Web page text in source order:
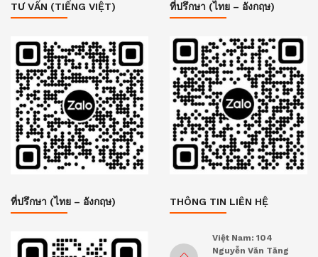
TƯ VẤN (TIẾNG VIỆT) ที่ปรึกษา (ไทย – อังกฤษ)
ที่ปรึกษา (ไทย – อังกฤษ) THÔNG TIN LIÊN HỆ
Việt Nam: 104
Nguyễn Văn Tăng